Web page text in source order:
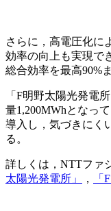
さらに，高電圧化に
効率の向上も実現で
総合効率を最高90%
「F明野太陽光発電
量1,200MWhとなっ
導入し，気づきにく
る。
詳しくは，NTTファ
太陽光発電所」
， 「